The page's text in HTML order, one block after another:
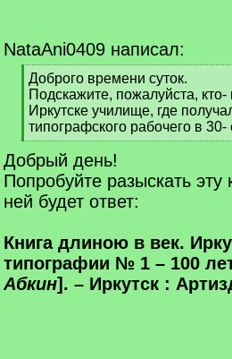
NataAni0409 написал:
[
q
]
Доброго времени суток.
Подскажите, пожалуйста, кто-
Иркутске училище, где
типографского рабочего в
[
/
q
]
Добрый день!
Попробуйте разыскать эту
ней будет ответ:
Книга длиною в век.
типографии № 1 – 100
Абкин]. – Иркутск :